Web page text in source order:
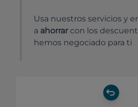
Usa nuestros servicios y
a ahorrar con los
hemos negociado para ti